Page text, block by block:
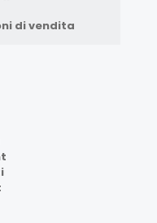
di vendita